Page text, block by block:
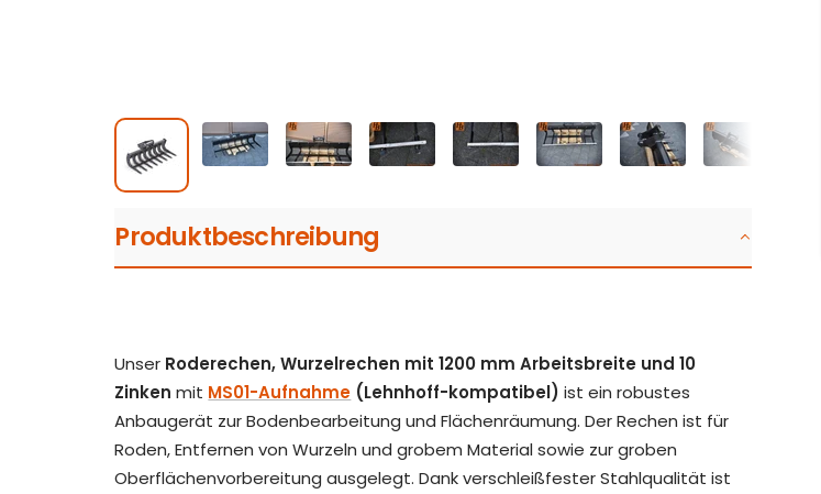
Produktbeschreibung
Unser Roderechen, Wurzelrechen mit 1200 mm Arbeitsbreite und 10
Zinken mit MS01-Aufnahme (Lehnhoff-kompatibel) ist ein robustes
Anbaugerät zur Bodenbearbeitung und Flächenräumung. Der Rechen ist für
Roden, Entfernen von Wurzeln und grobem Material sowie zur groben
Oberflächenvorbereitung ausgelegt. Dank verschleißfester Stahlqualität ist